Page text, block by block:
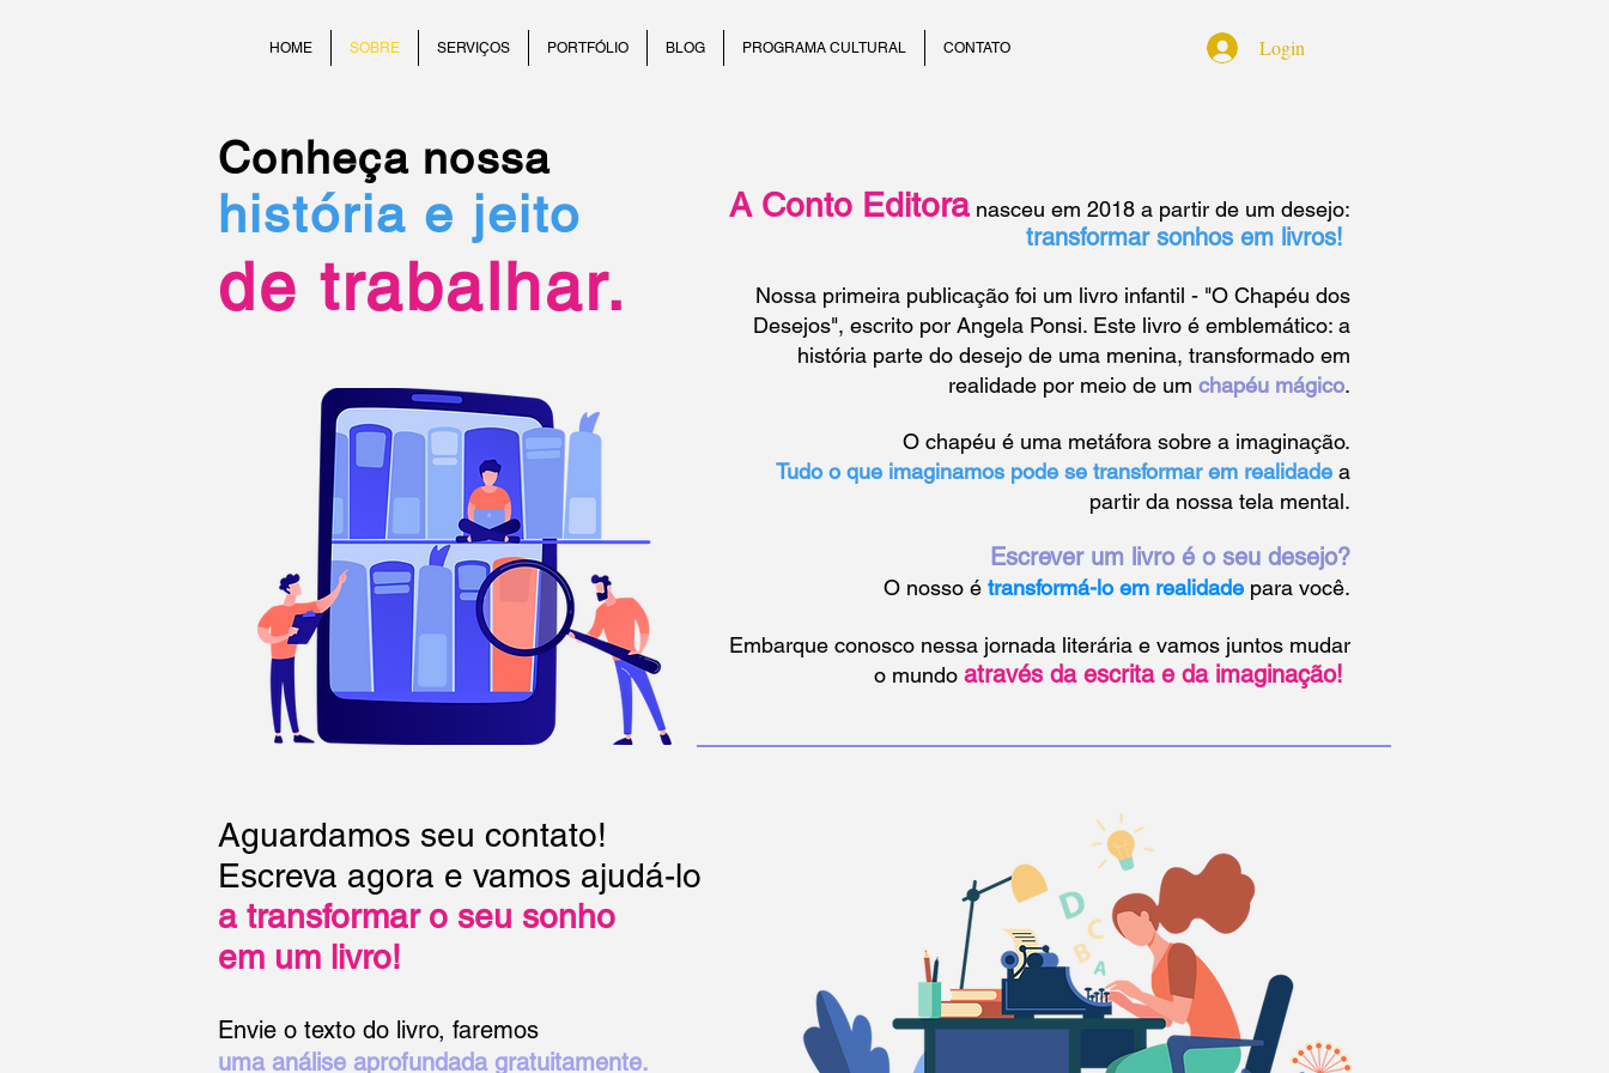
HOME SOBRE SERVIÇOS PORTFÓLIO BLOG PROGRAMA CULTURAL CONTATO Login
Conheça nossa
história e jeito
de trabalhar.
A Conto Editora nasceu em 2018 a partir de um desejo:
transformar sonhos em livros!
Nossa primeira publicação foi um livro infantil - "O Chapéu dos
Desejos", escrito por Angela Ponsi. Este livro é emblemático: a
história parte do desejo de uma menina, transformado em
realidade por meio de um chapéu mágico.
O chapéu é uma metáfora sobre a imaginação.
Tudo o que imaginamos pode se transformar em realidade a
partir da nossa tela mental.
Escrever um livro é o seu desejo?
O nosso é transformá-lo em realidade para você.
Embarque conosco nessa jornada literária e vamos juntos mudar
o mundo através da escrita e da imaginação!
Aguardamos seu contato!
Escreva agora e vamos ajudá-lo
a transformar o seu sonho
em um livro!
Envie o texto do livro, faremos
uma análise aprofundada gratuitamente.